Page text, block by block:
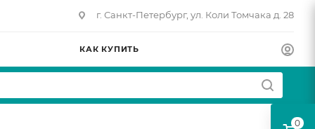
г. Санкт-Петербург, ул. Коли Томчака д. 28
КАК КУПИТЬ
0